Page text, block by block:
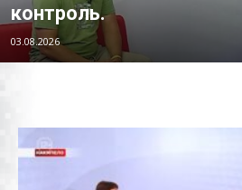
контроль.
03.08.2026